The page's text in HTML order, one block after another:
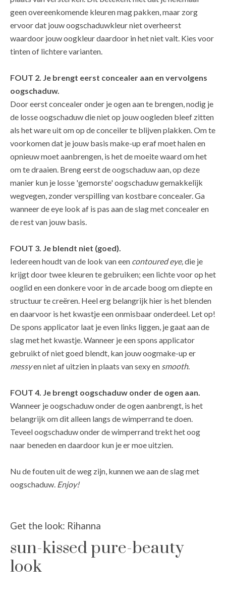
geen overeenkomende kleuren mag pakken, maar zorg
ervoor dat jouw oogschaduwkleur niet overheerst
waardoor jouw oogkleur daardoor in het niet valt. Kies voor
tinten of lichtere varianten.
FOUT 2. Je brengt eerst concealer aan en vervolgens
oogschaduw.
Door eerst concealer onder je ogen aan te brengen, nodig je
de losse oogschaduw die niet op jouw oogleden bleef zitten
als het ware uit om op de conceiler te blijven plakken. Om te
voorkomen dat je jouw basis make-up eraf moet halen en
opnieuw moet aanbrengen, is het de moeite waard om het
om te draaien. Breng eerst de oogschaduw aan, op deze
manier kun je losse 'gemorste' oogschaduw gemakkelijk
wegvegen, zonder verspilling van kostbare concealer. Ga
wanneer de eye look af is pas aan de slag met concealer en
de rest van jouw basis.
FOUT 3. Je blendt niet (goed).
Iedereen houdt van de look van een contoured eye,die je
krijgt door twee kleuren te gebruiken; een lichte voor op het
ooglid en een donkere voor in de arcade boog om diepte en
structuur te creëren. Heel erg belangrijk hier is het blenden
en daarvoor is het kwastje een onmisbaar onderdeel. Let op!
De spons applicator laat je even links liggen, je gaat aan de
slag met het kwastje. Wanneer je een spons applicator
gebruikt of niet goed blendt, kan jouw oogmake-up er
messyen niet af uitzien in plaats van sexy en smooth.
FOUT 4. Je brengt oogschaduw onder de ogen aan.
Wanneer je oogschaduw onder de ogen aanbrengt, is het
belangrijk om dit alleen langs de wimperrand te doen.
Teveel oogschaduw onder de wimperrand trekt het oog
naar beneden en daardoor kun je er moe uitzien.
Nu de fouten uit de weg zijn, kunnen we aan de slag met
oogschaduw. Enjoy!
Get the look: Rihanna
sun-kissed pure-beauty
look